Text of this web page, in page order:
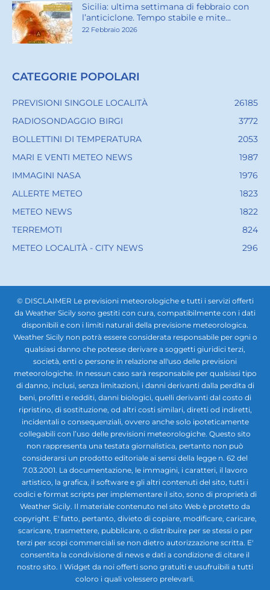
Sicilia: ultima settimana di febbraio con
l’anticiclone. Tempo stabile e mite...
22 Febbraio 2026
CATEGORIE POPOLARI
PREVISIONI SINGOLE LOCALITÀ
26185
RADIOSONDAGGIO BIRGI
3772
BOLLETTINI DI TEMPERATURA
2053
MARI E VENTI METEO NEWS
1987
IMMAGINI NASA
1976
ALLERTE METEO
1823
METEO NEWS
1822
TERREMOTI
824
METEO LOCALITÀ - CITY NEWS
296
© DISCLAIMER Le previsioni meteorologiche e tutti i servizi offerti
da Weather Sicily sono gestiti con cura, compatibilmente con i dati
disponibili e con i limiti naturali della previsione meteorologica.
Weather Sicily non potrà essere considerata responsabile per ogni o
qualsiasi danno che potesse derivare a soggetti giuridici terzi,
società, enti o persone in relazione all'uso delle previsioni
meteorologiche. In nessun caso sarà responsabile per qualsiasi tipo
di danno, inclusi, senza limitazioni, i danni derivanti dalla perdita di
beni, profitti e redditi, danni biologici, quelli derivanti dal costo di
ripristino, di sostituzione, od altri costi similari, diretti od indiretti,
incidentali o consequenziali, ovvero anche solo ipoteticamente
collegabili con l’uso delle previsioni meteorologiche. Questo sito
non rappresenta una testata giornalistica, pertanto non può
considerarsi un prodotto editoriale ai sensi della legge n. 62 del
7.03.2001. La documentazione, le immagini, i caratteri, il lavoro
artistico, la grafica, il software e gli altri contenuti del sito, tutti i
codici e format scripts per implementare il sito, sono di proprietà di
Weather Sicily. Il materiale contenuto nel sito Web è protetto da
copyright. E' fatto, pertanto, divieto di copiare, modificare, caricare,
scaricare, trasmettere, pubblicare, o distribuire per se stessi o per
terzi per scopi commerciali se non dietro autorizzazione scritta. E'
consentita la condivisione di news e dati a condizione di citare il
nostro sito. I Widget da noi offerti sono gratuiti e usufruibili a tutti
coloro i quali volessero prelevarli.